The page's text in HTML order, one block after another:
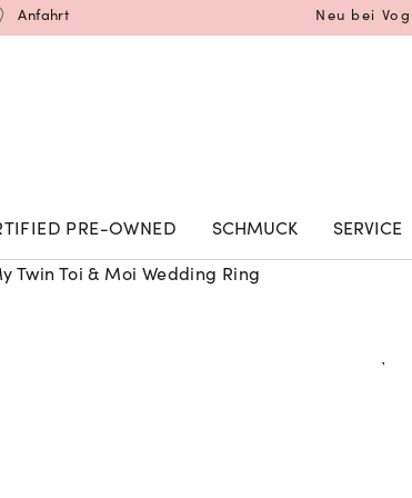
Anfahrt Neu bei
Mehr erfahren:
Rolex Certified Pre-
Neu bei Vogl:
PRE-OWNED SCHMUCK SERVICE
Twin Toi & Moi Wedding Ring